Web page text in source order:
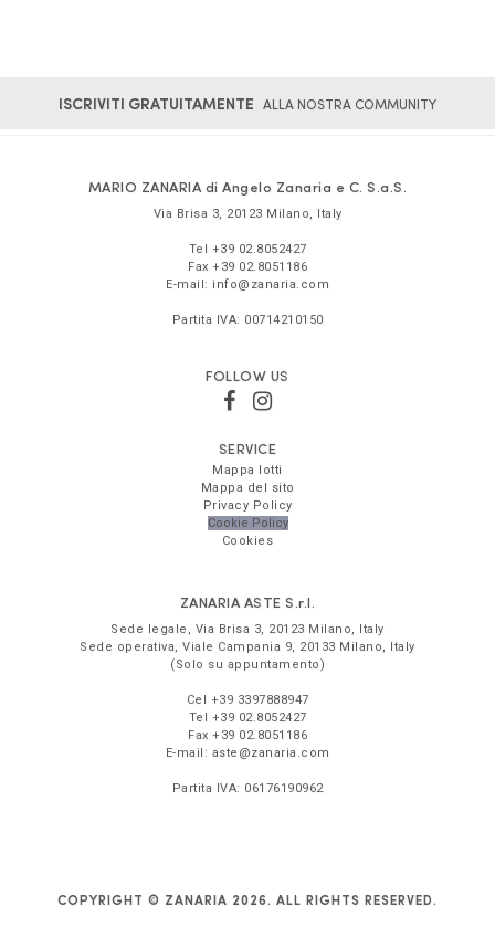
ISCRIVITI GRATUITAMENTE ALLA NOSTRA COMMUNITY
MARIO ZANARIA di Angelo Zanaria e C. S.a.S.
Via Brisa 3 20123 Milano Italy
Tel +39 02.8052427
Fax +39 02.8051186
E-mail: info@zanaria.com
Partita IVA: 00714210150
FOLLOW US
SERVICE
Mappa lotti
Mappa del sito
Privacy Policy
Cookie Policy
Cookies
ZANARIA ASTE S.r.l.
Sede legale, Via Brisa 3 20123 Milano
Italy
Sede operativa,Viale Campania 9 20133 Milano
Italy
(Solo su appuntamento)
Cel +39 3397888947
Tel +39 02.8052427
Fax +39 02.8051186
E-mail: aste@zanaria.com
Partita IVA: 06176190962
COPYRIGHT © ZANARIA 2026. ALL RIGHTS RESERVED.